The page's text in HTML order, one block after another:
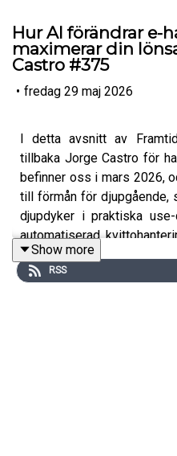
Hur AI förändrar e-
maximerar din
Castro #375
• fredag 29 maj 2026
I detta avsnitt av
tillbaka Jorge Castro för
befinner oss i mars 2026,
till förmån för djupgående,
djupdyker i praktiska
automatiserad
nya disciplinen GEO
Jorge förklarar varför
Show more
RSS